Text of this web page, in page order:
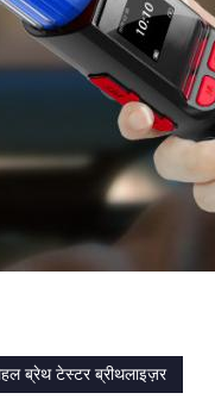
ब्रेथ टेस्टर ब्रीथलाइज़र